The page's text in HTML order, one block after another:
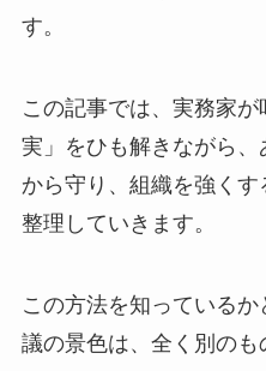
す。
この記事では、実務家
実」をひも解きながら
から守り、組織を強く
整理していきます。
この方法を知っている
議の景色は、全く別のも